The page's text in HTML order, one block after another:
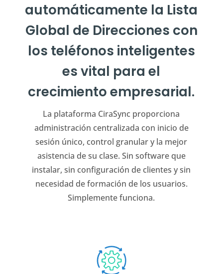
automáticamente la Lista
Global de Direcciones con
los teléfonos inteligentes
es vital para el
crecimiento empresarial.
La plataforma CiraSync proporciona
administración centralizada con inicio de
sesión único, control granular y la mejor
asistencia de su clase. Sin software que
instalar, sin configuración de clientes y sin
necesidad de formación de los usuarios.
Simplemente funciona.